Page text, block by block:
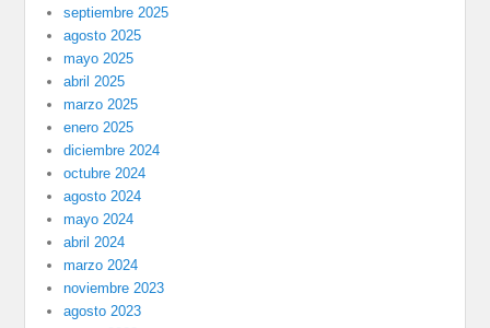
septiembre 2025
agosto 2025
mayo 2025
abril 2025
marzo 2025
enero 2025
diciembre 2024
octubre 2024
agosto 2024
mayo 2024
abril 2024
marzo 2024
noviembre 2023
agosto 2023